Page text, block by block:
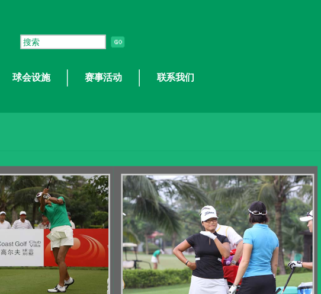
球会设施 赛事活动 联系我们